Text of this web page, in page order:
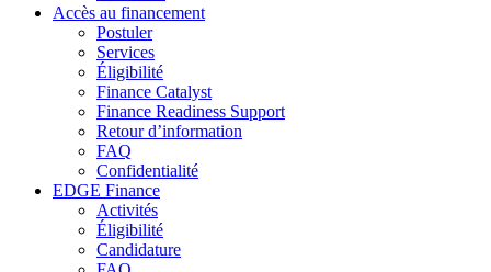
Accès au financement
Postuler
Services
Éligibilité
Finance Catalyst
Finance Readiness Support
Retour d’information
FAQ
Confidentialité
EDGE Finance
Activités
Éligibilité
Candidature